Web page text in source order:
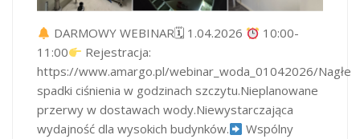
DARMOWY WEBINAR🗓 1.04.2026
10:00-
11:00
Rejestracja:
https://www.amargo.pl/webinar_woda_01042026/Nagłe
spadki ciśnienia w godzinach szczytu.Nieplanowane
przerwy w dostawach wody.Niewystarczająca
wydajność dla wysokich budynków.
Wspólny